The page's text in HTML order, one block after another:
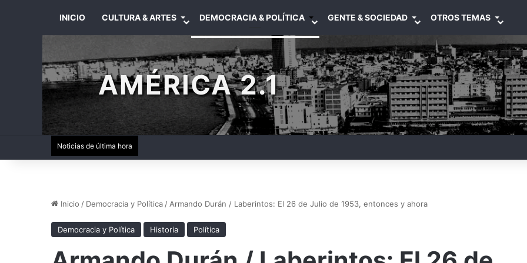
INICIO CULTURA & ARTES DEMOCRACIA & POLÍTICA GENTE & SOCIEDAD OTROS TEMAS
AMÉRICA 2.1
Noticias de última hora
Inicio / Democracia y Política / Armando Durán / Laberintos: El 26 de Julio de 1953, entonces y ahora
Democracia y Política Historia Política